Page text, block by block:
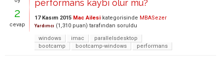
2
cevap
performans kaybı olur mu?
17 Kasım 2015 Mac Ailesi kategorisinde MBASezer
Yardımcı (1,310 puan) tarafından soruldu
windows
imac
parallelsdesktop
bootcamp
bootcamp-windows performans